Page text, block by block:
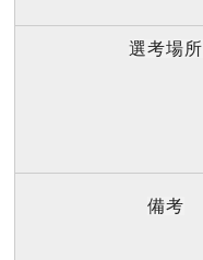
選考場所
備考